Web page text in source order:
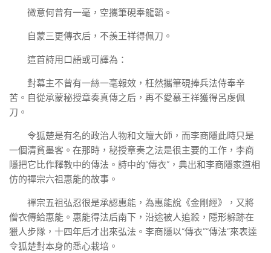
微意何曾有一毫，空攜筆硯奉龍韜。
自蒙三更傳衣后，不羨王祥得佩刀。
這首詩用口語或可譯為：
對幕主不曾有一絲一毫報效，枉然攜筆硯捧兵法侍奉辛
苦。自從承蒙秘授章奏真傳之后，再不愛慕王祥獲得呂虔佩
刀。
令狐楚是有名的政治人物和文壇大師，而李商隱此時只是
一個清貧墨客。在那時，秘授章奏之法是很主要的工作，李商
隱把它比作釋教中的傳法。詩中的“傳衣”，典出和李商隱家道相
仿的禪宗六祖惠能的故事。
禪宗五祖弘忍很是承認惠能，為惠能說《金剛經》，又將
僧衣傳給惠能。惠能得法后南下，沿途被人追殺，隱形躲跡在
獵人步隊，十四年后才出來弘法。李商隱以“傳衣”“傳法”來表達
令狐楚對本身的悉心栽培。